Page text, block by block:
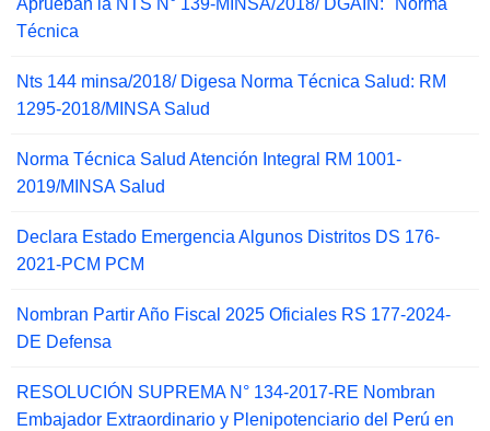
Aprueban la NTS N° 139-MINSA/2018/ DGAIN: "Norma
Técnica
Nts 144 minsa/2018/ Digesa Norma Técnica Salud: RM
1295-2018/MINSA Salud
Norma Técnica Salud Atención Integral RM 1001-
2019/MINSA Salud
Declara Estado Emergencia Algunos Distritos DS 176-
2021-PCM PCM
Nombran Partir Año Fiscal 2025 Oficiales RS 177-2024-
DE Defensa
RESOLUCIÓN SUPREMA N° 134-2017-RE Nombran
Embajador Extraordinario y Plenipotenciario del Perú en